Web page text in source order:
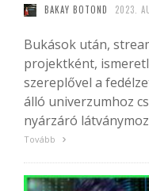
BAKAY BOTOND 2023.
Bukások után,
projektként,
szereplővel a
álló univerzumhoz
nyárzáró
Tovább